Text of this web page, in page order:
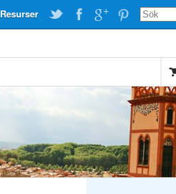
Resurser